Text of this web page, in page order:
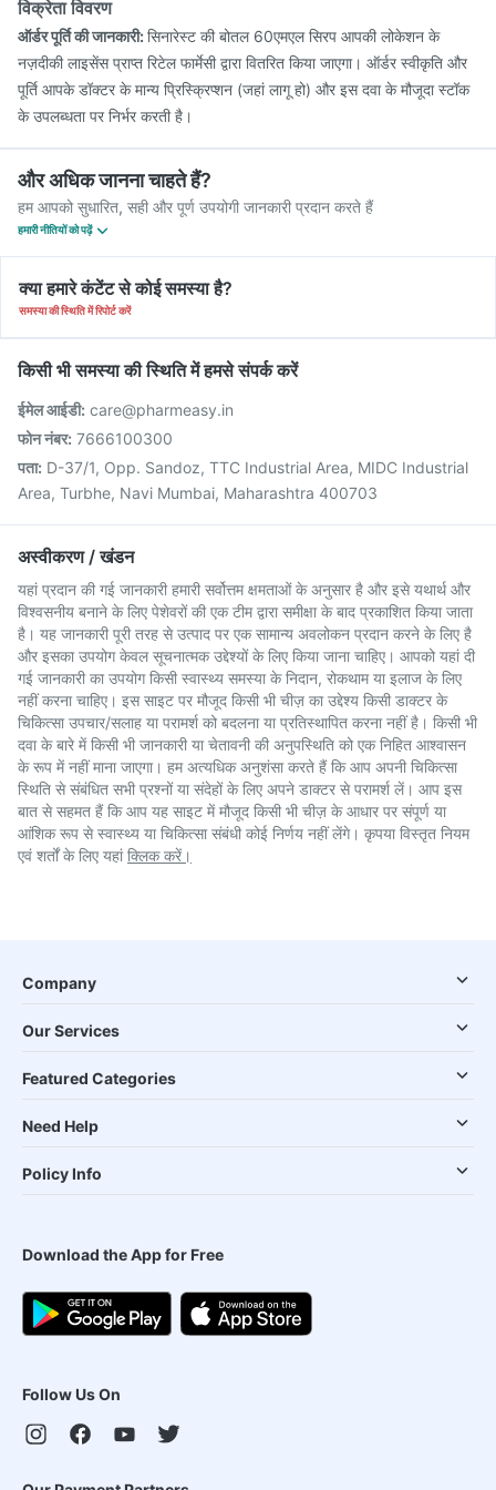
विक्रेता विवरण
ऑर्डर पूर्ति की जानकारी:सिनारेस्ट की बोतल 60एमएल सिरप आपकी लोकेशन के
नज़दीकी लाइसेंस प्राप्त रिटेल फार्मेसी द्वारा वितरित किया जाएगा। ऑर्डर स्वीकृति और
पूर्ति आपके डॉक्टर के मान्य प्रिस्क्रिप्शन (जहां लागू हो) और इस दवा के मौजूदा स्टॉक
के उपलब्धता पर निर्भर करती है।
और अधिक जानना चाहते हैं?
हम आपको सुधारित, सही और पूर्ण उपयोगी जानकारी प्रदान करते हैं
हमारी नीतियों को पढ़ें
क्या हमारे कंटेंट से कोई समस्या है?
समस्या की स्थिति में रिपोर्ट करें
किसी भी समस्या की स्थिति में हमसे संपर्क करें
ईमेल आईडी: care@pharmeasy.in
फोन नंबर: 7666100300
पता: D-37/1, Opp. Sandoz, TTC Industrial Area, MIDC Industrial
Area, Turbhe, Navi Mumbai, Maharashtra 400703
अस्वीकरण / खंडन
यहां प्रदान की गई जानकारी हमारी सर्वोत्तम क्षमताओं के अनुसार है और इसे यथार्थ और
विश्वसनीय बनाने के लिए पेशेवरों की एक टीम द्वारा समीक्षा के बाद प्रकाशित किया जाता
है। यह जानकारी पूरी तरह से उत्पाद पर एक सामान्य अवलोकन प्रदान करने के लिए है
और इसका उपयोग केवल सूचनात्मक उद्देश्यों के लिए किया जाना चाहिए। आपको यहां दी
गई जानकारी का उपयोग किसी स्वास्थ्य समस्या के निदान, रोकथाम या इलाज के लिए
नहीं करना चाहिए। इस साइट पर मौजूद किसी भी चीज़ का उद्देश्य किसी डाक्टर के
चिकित्सा उपचार/सलाह या परामर्श को बदलना या प्रतिस्थापित करना नहीं है। किसी भी
दवा के बारे में किसी भी जानकारी या चेतावनी की अनुपस्थिति को एक निहित आश्वासन
के रूप में नहीं माना जाएगा। हम अत्यधिक अनुशंसा करते हैं कि आप अपनी चिकित्सा
स्थिति से संबंधित सभी प्रश्नों या संदेहों के लिए अपने डाक्टर से परामर्श लें। आप इस
बात से सहमत हैं कि आप यह साइट में मौजूद किसी भी चीज़ के आधार पर संपूर्ण या
आंशिक रूप से स्वास्थ्य या चिकित्सा संबंधी कोई निर्णय नहीं लेंगे। कृपया विस्तृत नियम
एवं शर्तों के लिए यहांक्लिक करें।
Company
Our Services
Featured Categories
Need Help
Policy Info
Download the App for Free
Follow Us On